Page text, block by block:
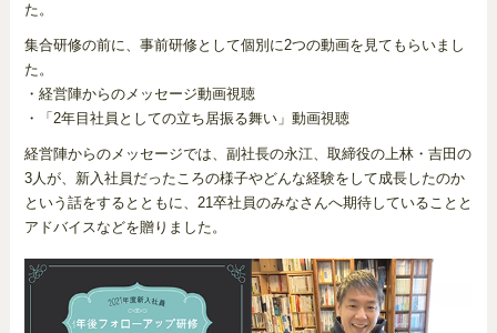
た。
集合研修の前に、事前研修として個別に2つの動画を見てもらいまし
た。
・経営陣からのメッセージ動画視聴
・「2年目社員としての立ち居振る舞い」動画視聴
経営陣からのメッセージでは、副社長の永江、取締役の上林・吉田の
3人が、新入社員だったころの様子やどんな経験をして成長したのか
という話をするとともに、21卒社員のみなさんへ期待していることと
アドバイスなどを贈りました。